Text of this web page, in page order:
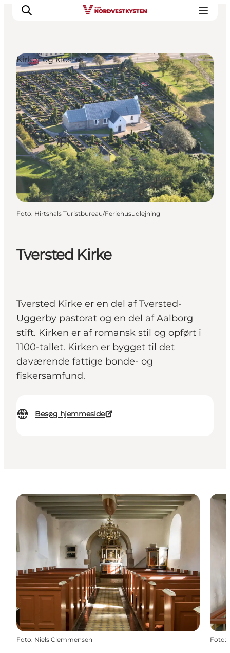
Feriesteder
Inspiration
Handicapvenlig ferie
Events
Overnatning
Planlæg din ferie
Tversted Kirke
Tversted Kirke er en del af Tversted-
Uggerby pastorat og en del af Aalborg
stift. Kirken er af romansk stil og opført i
1100-tallet. Kirken er bygget til det
daværende fattige bonde- og
fiskersamfund.
Besøg hjemmeside
Kirker og klostre
Foto: Hirtshals Turistbureau/Feriehusudlejning
Foto: Niels Clemmensen Foto: